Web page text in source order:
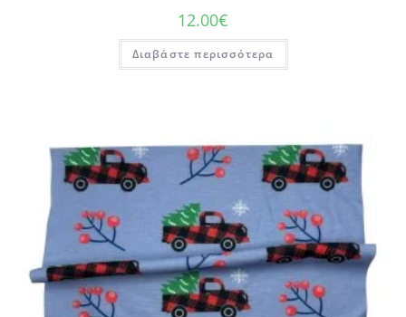
12.00€
Διαβάστε περισσότερα